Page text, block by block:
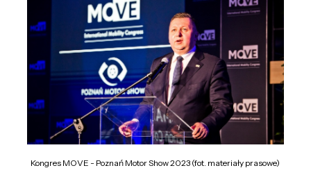
Kongres MOVE - Poznań Motor Show 2023 (fot. materiały prasowe)